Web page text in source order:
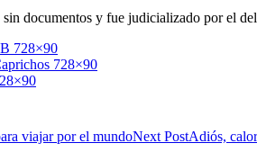
sin documentos y fue judicializado por el
viajar por el mundoNext PostAdiós,